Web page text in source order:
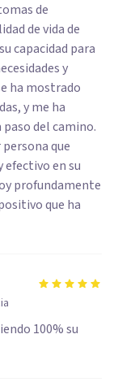
de
de vida de
capacidad para
y
ha mostrado
y me ha
del camino.
que
en su
profundamente
que ha
100% su